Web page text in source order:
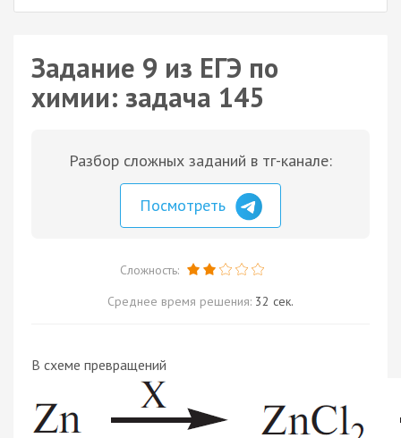
Задание 9 из ЕГЭ по
химии: задача 145
Разбор сложных заданий в тг-канале:
Посмотреть
Сложность:
Среднее время решения: 32 сек.
В схеме превращений